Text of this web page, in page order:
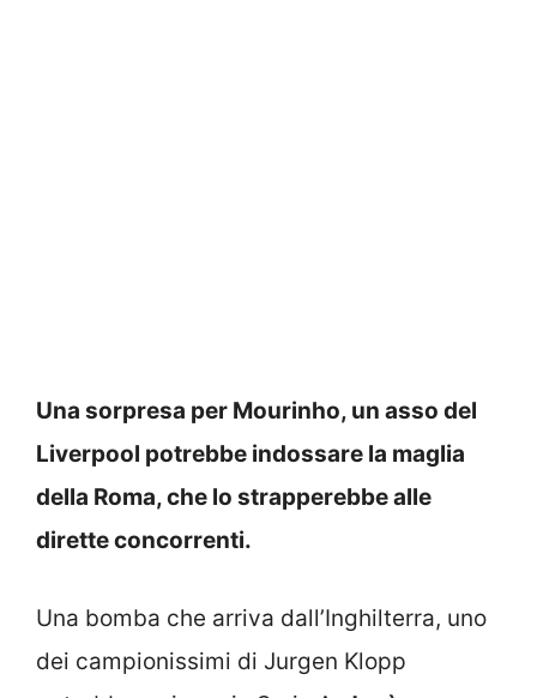
Una sorpresa per Mourinho, un asso del
Liverpool potrebbe indossare la maglia
della Roma, che lo strapperebbe alle
dirette concorrenti.
Una bomba che arriva dall’Inghilterra, uno
dei campionissimi di Jurgen Klopp